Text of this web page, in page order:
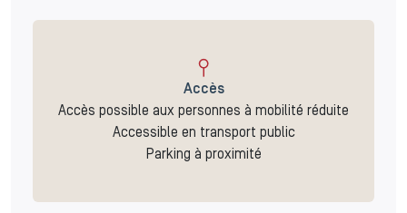
Accès
Accès possible aux personnes à mobilité réduite
Accessible en transport public
Parking à proximité